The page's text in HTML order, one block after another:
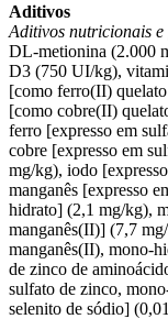
Aditivos
Aditivos nutricionais
DL-metionina (2.000
D3 (750 UI/kg),
[como ferro(II)
[como cobre(II)
ferro [expresso em
cobre [expresso em
mg/kg), iodo
manganês [expresso
hidrato] (2,1 mg/kg),
manganês(II)] (7,7
manganês(II), mono-
de zinco de
sulfato de zinco,
selenito de sódio]